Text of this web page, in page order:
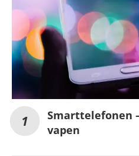
Smarttelefonen
vapen